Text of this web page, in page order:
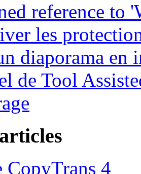
reference to
les
diaporama en
de Tool
CopyTrans 4